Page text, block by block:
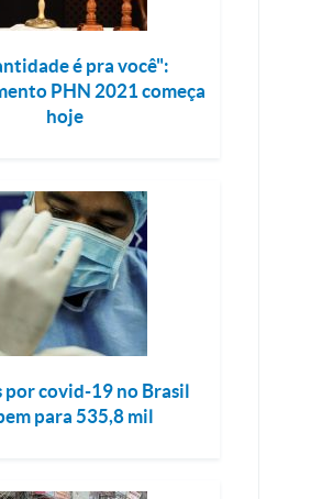
é pra você":
PHN 2021 começa
hoje
por covid-19 no Brasil
para 535,8 mil